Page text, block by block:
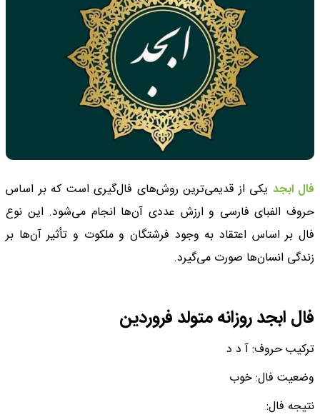
فال ابجد یکی از قدیمی‌ترین روش‌های فال‌گیری است که بر اساس
حروف الفبای فارسی و ارزش عددی آن‌ها انجام می‌شود. این نوع
فال بر اساس اعتقاد به وجود فرشتگان و ملکوت و تأثیر آن‌ها بر
زندگی انسان‌ها صورت می‌گیرد.
فال ابجد روزانه متولد فروردین
ترکیب حروف: آ د د
وضعیت فال: خوب
نتیجه فال: